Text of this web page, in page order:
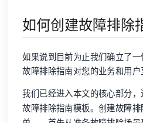
如何创建故障排除
如果说到目前为止我们确立了
故障排除指南对您的业务和用户
我们已经进入本文的核心部分
故障排除指南模板。创建故障